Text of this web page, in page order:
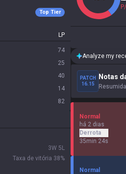
Top Tier
LP
74
25
40
14
82
3W 5 L
Taxa de vitória 38%
Analyze my
PATCH
16.15
Notas
Normal
há 2 dias
Derrota
35min 24s
Normal